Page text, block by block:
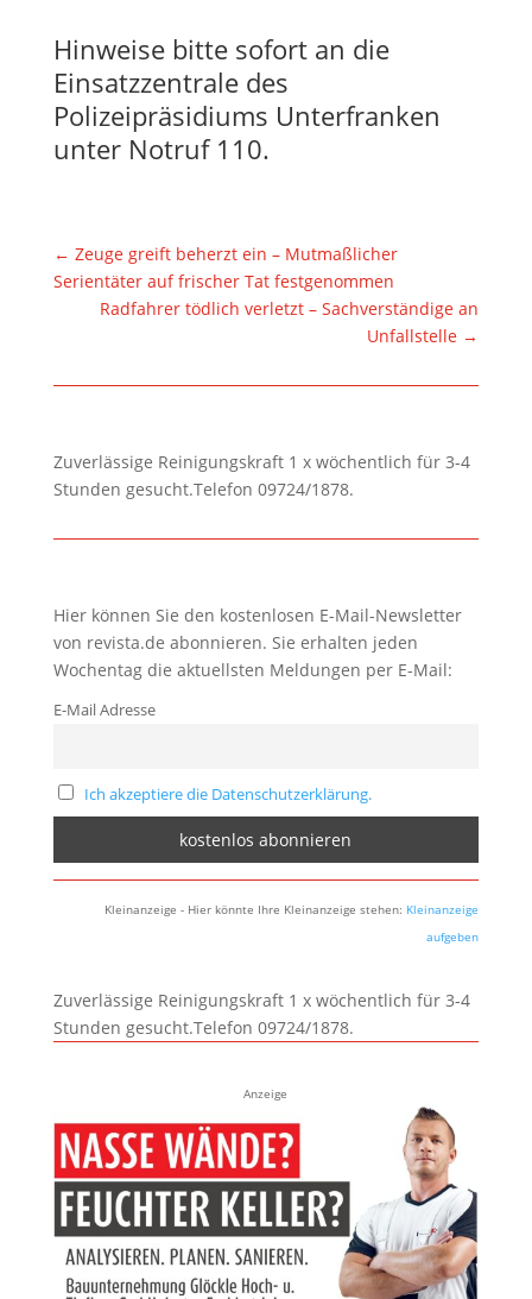
Hinweise bitte sofort an die
Einsatzzentrale des
Polizeipräsidiums Unterfranken
unter Notruf 110.
← Zeuge greift beherzt ein – Mutmaßlicher
Serientäter auf frischer Tat festgenommen
Radfahrer tödlich verletzt – Sachverständige an
Unfallstelle →
Zuverlässige Reinigungskraft 1 x wöchentlich für 3-4
Stunden gesucht.Telefon 09724/1878.
Hier können Sie den kostenlosen E-Mail-Newsletter
von revista.de abonnieren. Sie erhalten jeden
Wochentag die aktuellsten Meldungen per E-Mail:
E-Mail Adresse
Ich akzeptiere die Datenschutzerklärung.
Kleinanzeige - Hier könnte Ihre Kleinanzeige stehen: Kleinanzeige
aufgeben
Zuverlässige Reinigungskraft 1 x wöchentlich für 3-4
Stunden gesucht.Telefon 09724/1878.
Anzeige